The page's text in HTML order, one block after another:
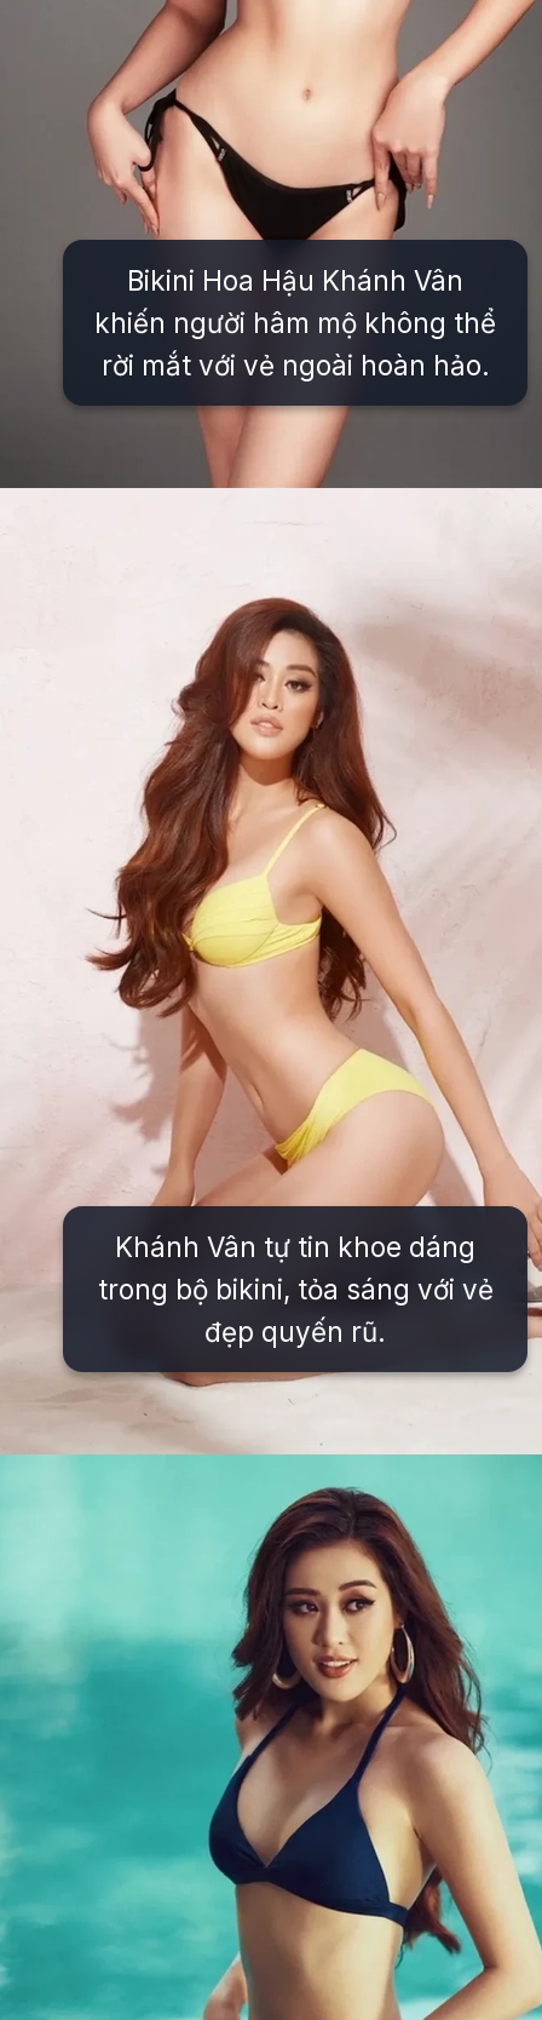
Bikini Hoa Hậu Khánh Vân
khiến người hâm mộ không thể
rời mắt với vẻ ngoài hoàn hảo.
Khánh Vân tự tin khoe dáng
trong bộ bikini, tỏa sáng với vẻ
đẹp quyến rũ.
https://issiloo.edu.vn/khanh-van